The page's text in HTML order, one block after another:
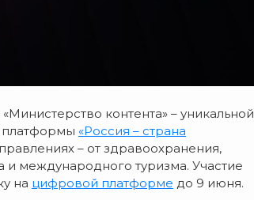
контента» – уникальной
«Россия – страна
– от здравоохранения,
международного туризма. Участие
на цифровой платформе до 9 июня.